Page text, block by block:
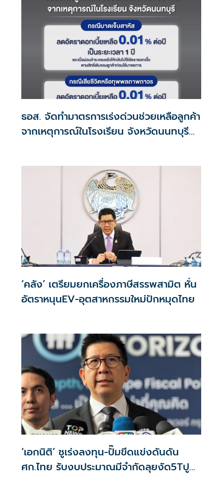
ธอส. จัดทำมาตรการเร่งด่วนช่วยเหลือลูกค้า
จากเหตุการณ์ในโรงเรียน จังหวัดนนทบุรี
‘คลัง’ เตรียมยกเครื่องภาษีสรรพสามิต หั่น
อัตราหนุนEV-อุตสาหกรรมใหม่ปักหมุดไทย
‘เอกนิติ’ ชูเร่งลงทุน-ปั๊มขีดแข่งดันดัน
ศก.ไทย รับงบประมาณมีจำกัดลุยงัด5Tปู